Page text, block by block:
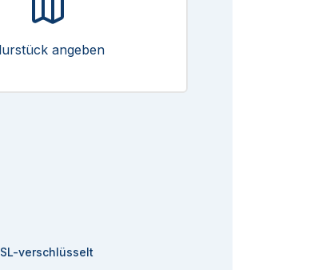
angeben
verschlüsselt